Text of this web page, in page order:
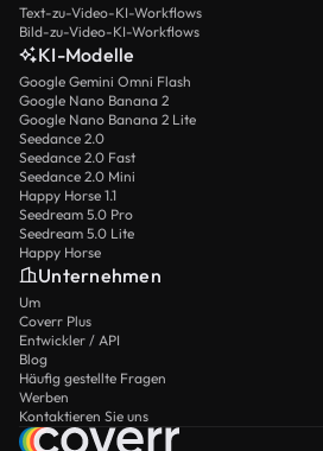
Text-zu-Video-KI-Workflows
Bild-zu-Video-KI-Workflows
KI-Modelle
Google Gemini Omni Flash
Google Nano Banana 2
Google Nano Banana 2 Lite
Seedance 2.0
Seedance 2.0 Fast
Seedance 2.0 Mini
Happy Horse 1.1
Seedream 5.0 Pro
Seedream 5.0 Lite
Happy Horse
Unternehmen
Um
Coverr Plus
Entwickler / API
Blog
Häufig gestellte Fragen
Werben
Kontaktieren Sie uns